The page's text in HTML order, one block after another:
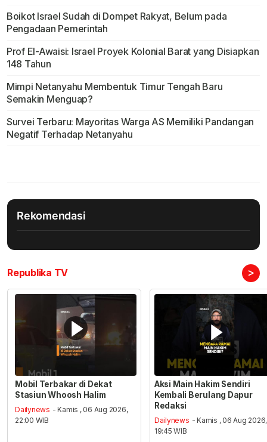
Boikot Israel Sudah di Dompet Rakyat, Belum pada
Pengadaan Pemerintah
Prof El-Awaisi: Israel Proyek Kolonial Barat yang Disiapkan
148 Tahun
Mimpi Netanyahu Membentuk Timur Tengah Baru
Semakin Menguap?
Survei Terbaru: Mayoritas Warga AS Memiliki Pandangan
Negatif Terhadap Netanyahu
Rekomendasi
Republika TV >
Mobil Terbakar di Dekat
Stasiun Whoosh Halim
Dailynews - Kamis , 06 Aug 2026,
22:00 WIB
Aksi Main Hakim Sendiri
Kembali Berulang Dapur
Redaksi
Dailynews - Kamis , 06 Aug 2026,
19:45 WIB